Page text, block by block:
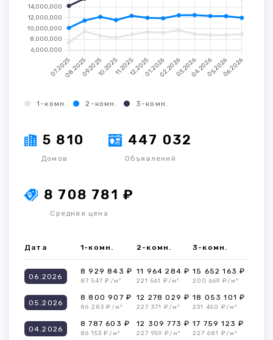
1-комн. 2-комн. 3-комн.
5 810
Домов
447 032
Объявлений
8 708 781 ₽
Средняя цена
Дата 1-комн. 2-комн. 3-комн.
06.2026
8 929 843 ₽
87 547 ₽/м²
11 964 284 ₽
221 561 ₽/м²
15 652 163 ₽
200 669 ₽/м²
05.2026
8 800 907 ₽
86 283 ₽/м²
12 278 029 ₽
227 371 ₽/м²
18 053 101 ₽
231 450 ₽/м²
04.2026
8 787 603 ₽
86 153 ₽/м²
12 309 773 ₽
227 959 ₽/м²
17 759 123 ₽
227 681 ₽/м²